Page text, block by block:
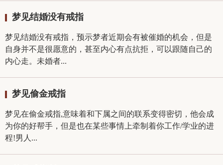
梦见结婚没有戒指
梦见结婚没有戒指，预示梦者近期会有被催婚的机会，但是
自身并不是很愿意的，甚至内心有点抗拒，可以跟随自己的
内心走。未婚者...
梦见偷金戒指
梦见在偷金戒指,意味着和下属之间的联系变得密切，他会成
为你的好帮手，但是也在某些事情上牵制着你工作/学业的进
程!男人...